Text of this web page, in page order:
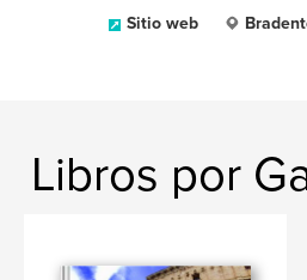
Sitio web
Libros por